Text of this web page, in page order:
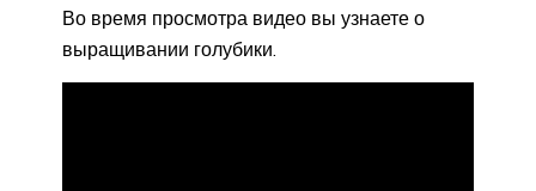
Во время просмотра видео вы узнаете о
выращивании голубики.